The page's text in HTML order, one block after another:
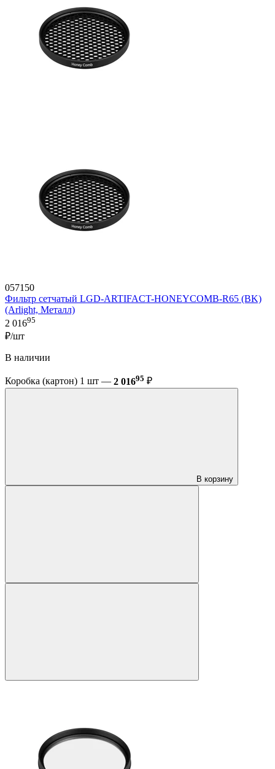
057150
Фильтр сетчатый LGD-ARTIFACT-HONEYCOMB-R65 (BK)
(Arlight, Металл)
2 01695
₽/шт
В наличии
Коробка (картон) 1 шт — 2 01695 ₽
В корзину